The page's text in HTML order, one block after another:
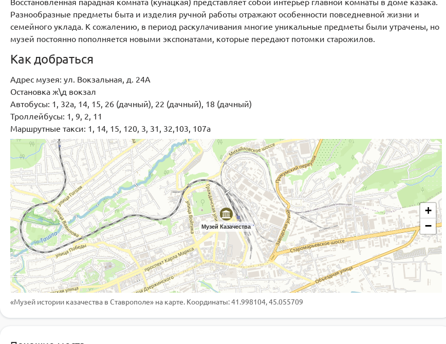
Восстановленная парадная комната (кунацкая) представляет собой интерьер главной комнаты в доме казака.
Разнообразные предметы быта и изделия ручной работы отражают особенности повседневной жизни и
семейного уклада. К сожалению, в период раскулачивания многие уникальные предметы были утрачены, но
музей постоянно пополняется новыми экспонатами, которые передают потомки старожилов.
Как добраться
Адрес музея: ул. Вокзальная, д. 24А
Остановка ж\д вокзал
Автобусы: 1, 32а, 14, 15, 26 (дачный), 22 (дачный), 18 (дачный)
Троллейбусы: 1, 9, 2, 11
Маршрутные такси: 1, 14, 15, 120, 3, 31, 32,103, 107а
Музей Казачества
+
−
«Музей истории казачества в Ставрополе» на карте. Координаты: 41.998104, 45.055709
музыкальный музей
Ставропольский